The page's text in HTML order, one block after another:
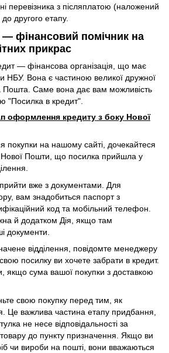
перевізника з післяплатою (наложений
другого етапу.
— фінансовий помічник на
прикрас
— фінансова організація, що має
НБУ. Вона є частиною великої дружної
Пошта. Саме вона дає вам можливість
"Посилка в кредит".
оформлення кредиту з боку Нової
покупки на нашому сайті, дочекайтеся
Нової Пошти, що посилка прийшла у
прийти вже з документами. Для
вам знадобиться паспорт з
код та мобільний телефон.
й додатком Дія, якщо там
документи.
відділення, повідомте менеджеру
посилку ви хочете забрати в кредит.
якщо сума вашої покупки з доставкою
свою покупку перед тим, як
Це важлива частина етапу придбання,
не несе відповідальності за
до пункту призначення. Якщо ви
чи вироби на пошті, вони вважаються